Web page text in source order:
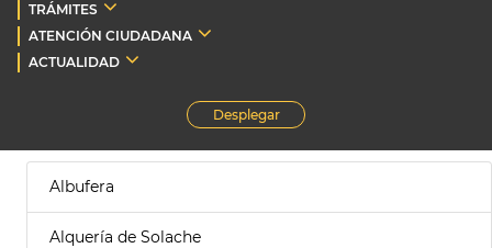
TRÁMITES
ATENCIÓN CIUDADANA
ACTUALIDAD
Desplegar
Albufera
Alquería de Solache